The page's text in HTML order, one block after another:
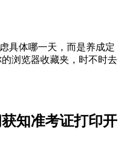
体哪一天，而是养成定
浏览器收藏夹，时不时去
知准考证打印开